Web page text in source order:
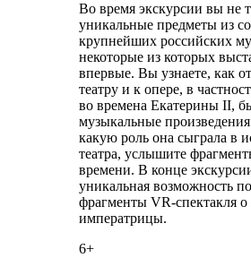
Во время экскурсии вы не
уникальные предметы из
крупнейших российских
некоторые из которых
впервые. Вы узнаете, как
театру и к опере, в
во времена Екатерины II,
музыкальные
какую роль она сыграла в
театра, услышите
времени. В конце
уникальная возможность
фрагменты VR-спектакля
императрицы.
6+